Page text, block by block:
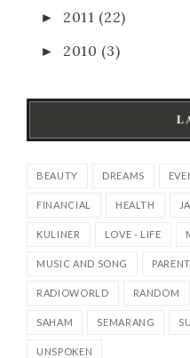
► 2011 (22)
► 2010 (3)
BEAUTY DREAMS
FINANCIAL HEALTH
KULINER LOVE - LIFE
MUSIC AND SONG
RADIOWORLD RANDOM
SAHAM SEMARANG
UNSPOKEN